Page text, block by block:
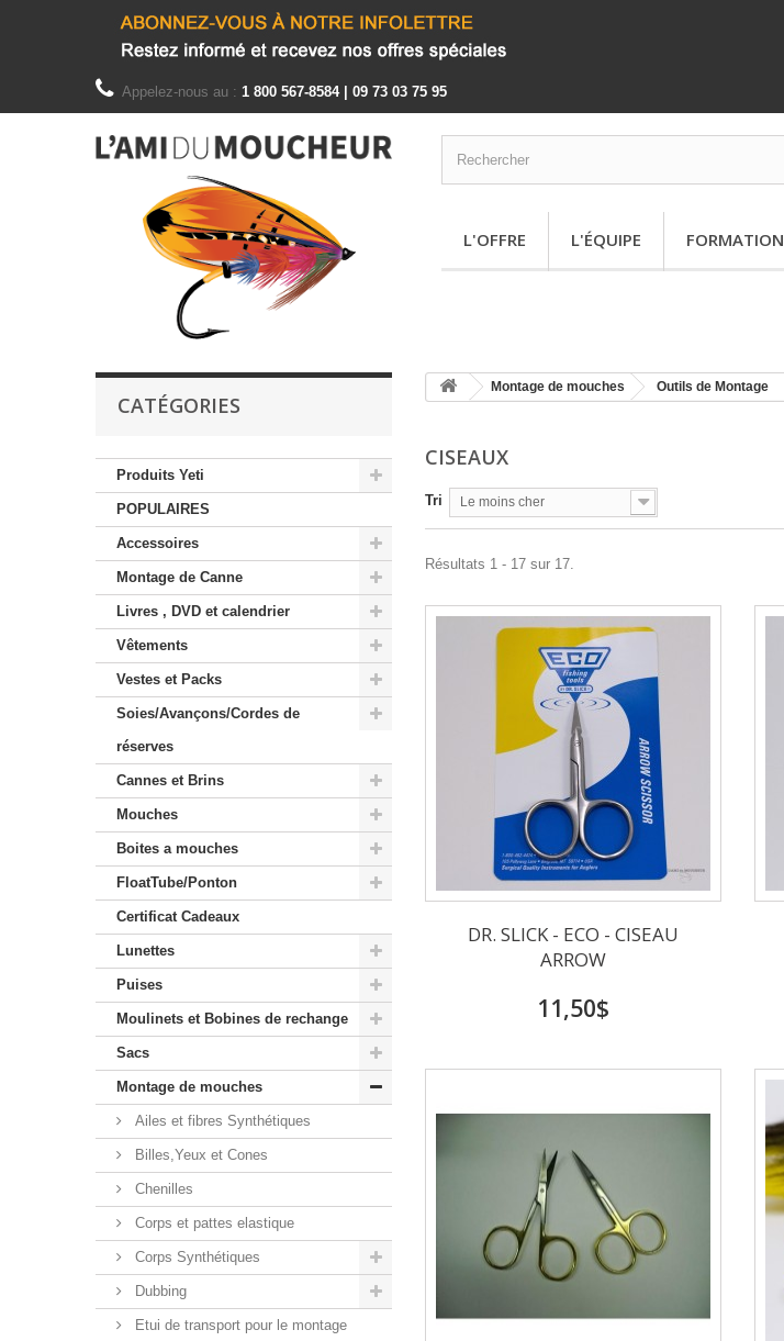
Appelez-nous au : 1 800 567-8584 | 09 73 03 75 95
L'OFFRE L'ÉQUIPE FORMATION
CATÉGORIES
Produits Yeti
POPULAIRES
Accessoires
Montage de Canne
Livres , DVD et calendrier
Vêtements
Vestes et Packs
Soies/Avançons/Cordes de
réserves
Cannes et Brins
Mouches
Boites a mouches
FloatTube/Ponton
Certificat Cadeaux
Lunettes
Puises
Moulinets et Bobines de rechange
Sacs
Montage de mouches
Ailes et fibres Synthétiques
Billes,Yeux et Cones
Chenilles
Corps et pattes elastique
Corps Synthétiques
Dubbing
Etui de transport pour le montage
Montage de mouches Outils de Montage
CISEAUX
Tri Le moins cher
Résultats 1 - 17 sur 17.
DR. SLICK - ECO - CISEAU
ARROW
11,50$